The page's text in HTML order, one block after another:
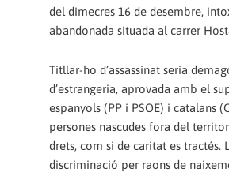
del dimecres 16 de desembre,
abandonada situada al carrer
Titllar-ho d’assassinat seria
d’estrangeria, aprovada amb el
espanyols (PP i PSOE) i catalans
persones nascudes fora del
drets, com si de caritat es tractés.
discriminació per raons de